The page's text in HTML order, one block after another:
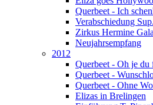
Querbeet - Ich
Verabschiedung
Zirkus Hermine Gala
Neujahrsempfang
2012
Querbeet - Oh je du
Querbeet -
Querbeet - Ohne
Elizas in Brelingen